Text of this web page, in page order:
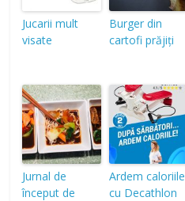
Jucarii mult
visate
Burger din
cartofi prăjiți
Jurnal de
început de
Ardem caloriile
cu Decathlon